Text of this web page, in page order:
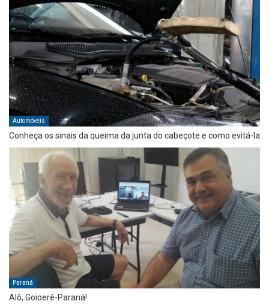
Automóveis
Conheça os sinais da queima da junta do cabeçote e como evitá-la
Paraná
Alô, Goioerê-Paraná!